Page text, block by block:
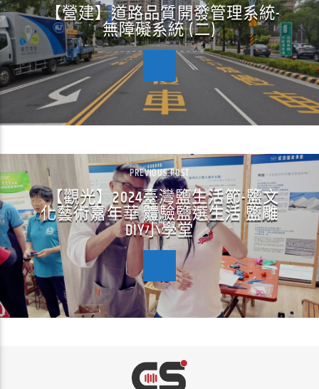
【營建】道路品質開發管理系統-
無障礙系統 (二)
PREVIOUS POST
【觀光】2024臺灣鹽生活節-鹽文
化藝術嘉年華 體驗鹽選生活 鹽雕
DIY小學堂